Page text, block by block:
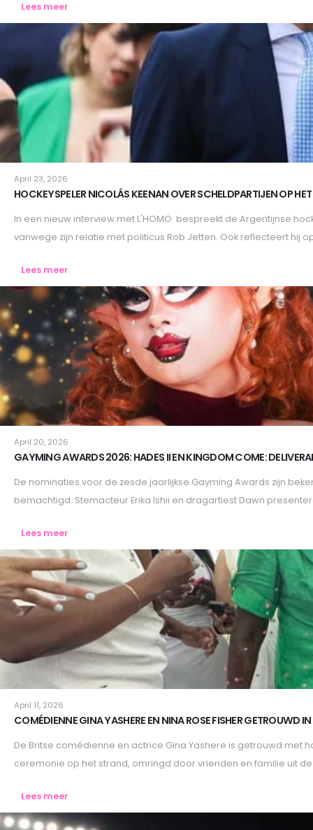
Lees meer
Lifestyle
April 23, 2026
HOCKEYSPELER NICOLÁS KEENAN OVER SCHELDPARTIJEN OP
In een nieuw interview met L'HOMO. bespreekt de Argentijnse
vanwege zijn relatie met politicus Rob Jetten. Ook reflecteert hij
Lees meer
Lifestyle
April 20, 2026
GAYMING AWARDS 2026: HADES II EN KINGDOM COME:
De nominaties voor de zesde jaarlijkse Gayming Awards zijn
bemachtigd. Stemacteur Erika Ishii en dragartiest Dawn
Lees meer
Lifestyle
April 11, 2026
COMÉDIENNE GINA YASHERE EN NINA ROSE FISHER GETROUWD
De Britse comédienne en actrice Gina Yashere is getrouwd met
ceremonie op het strand, omringd door vrienden en familie uit
Lees meer